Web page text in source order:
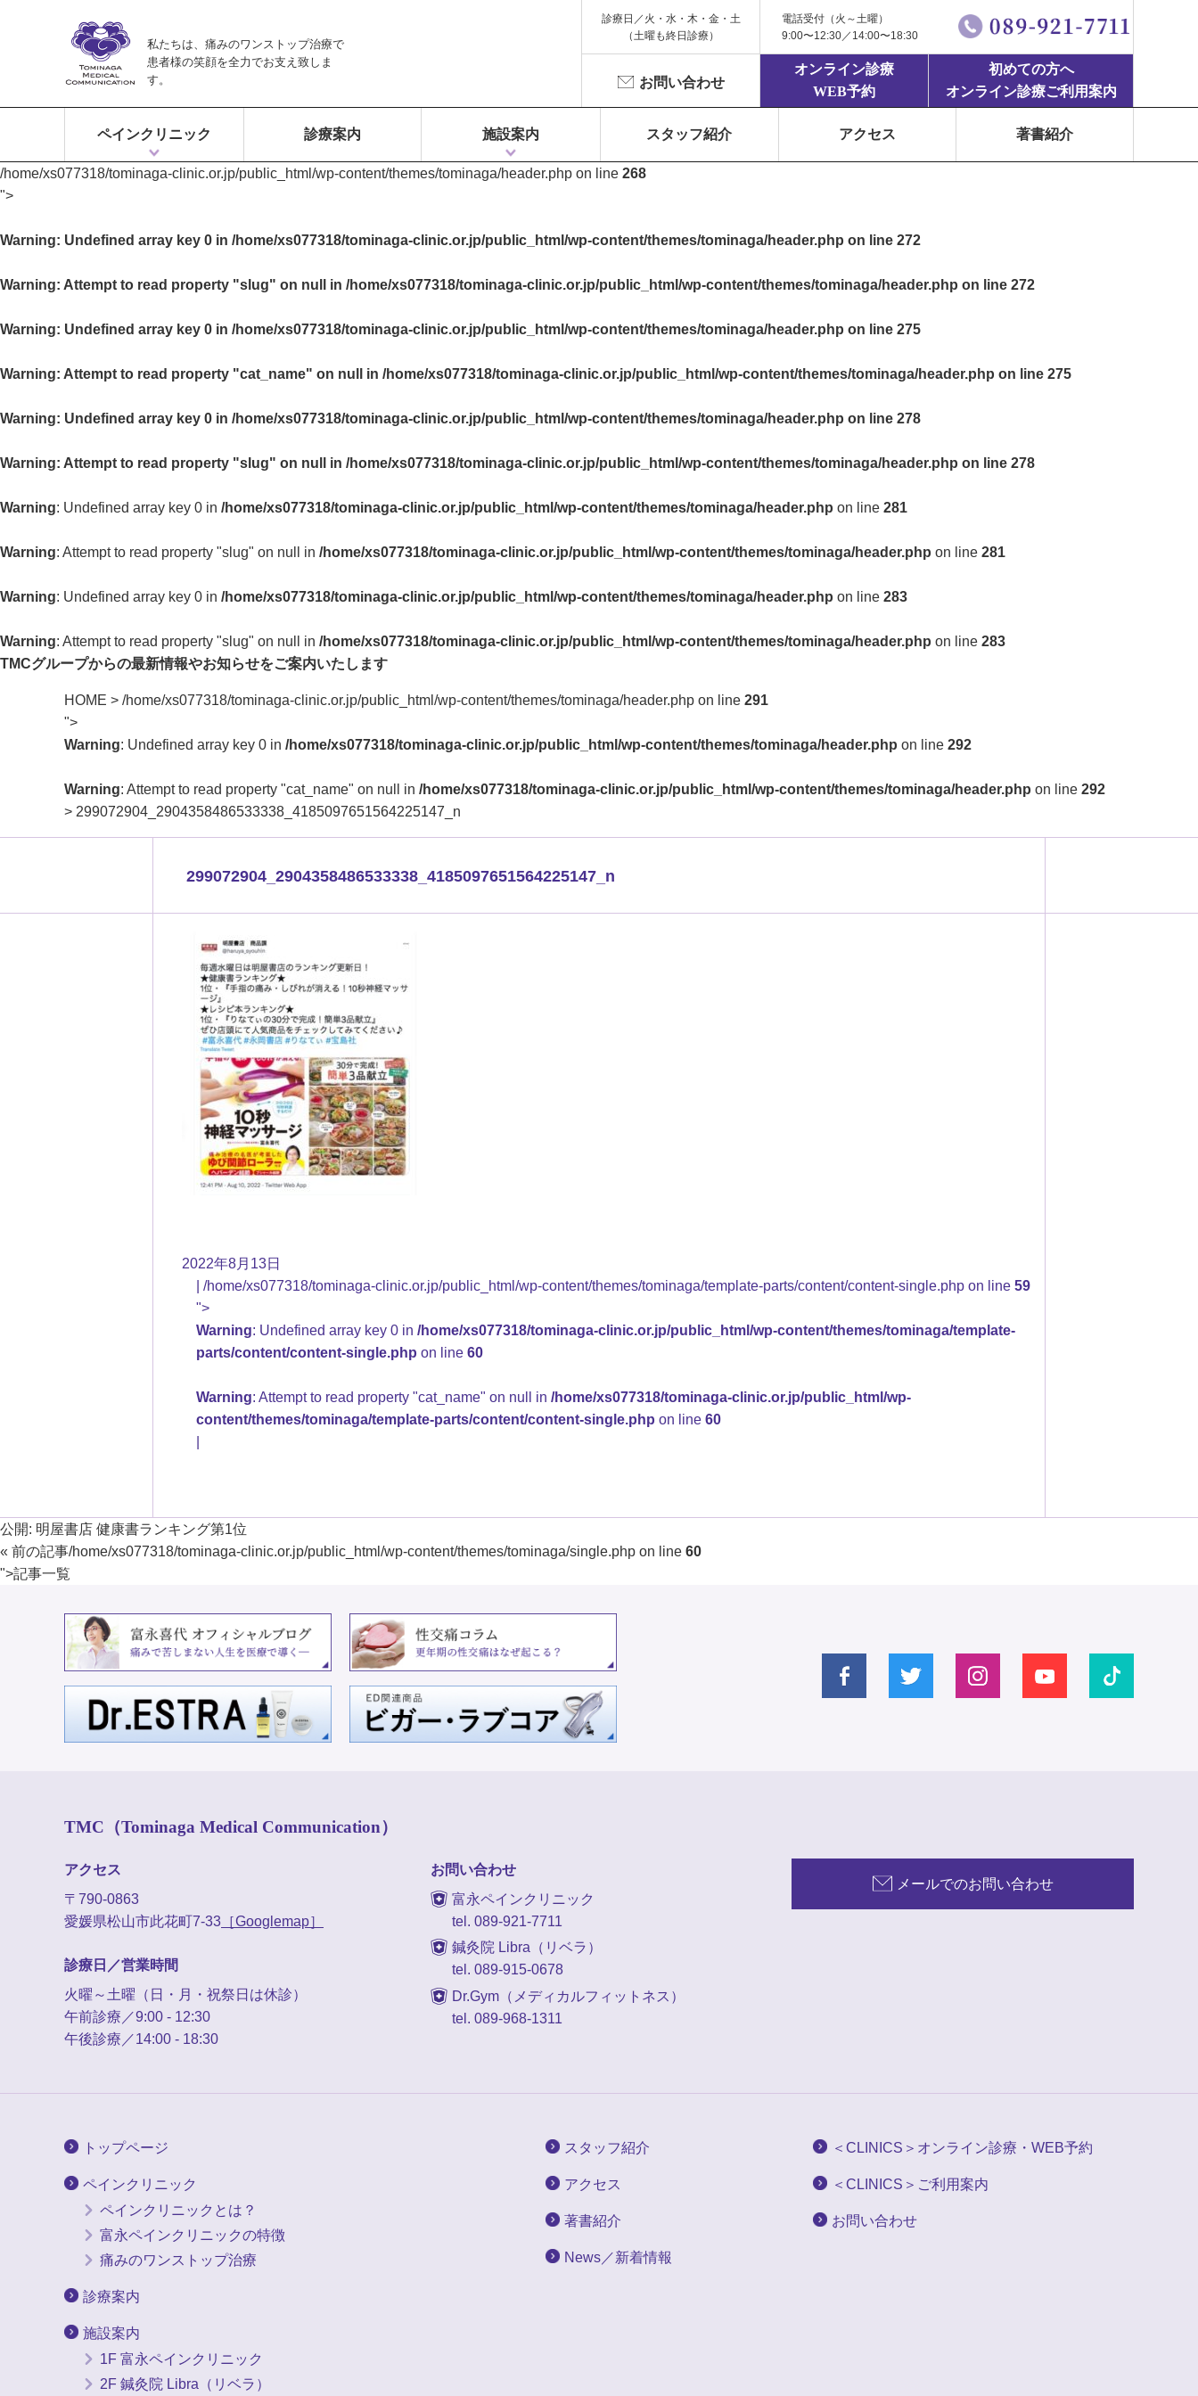
私たちは、痛みのワンストップ治療で
患者様の笑顔を全力でお支え致しま
す。
診療日／火・水・木・金・土
（土曜も終日診療）
電話受付（火～土曜）
9:00〜12:30／14:00〜18:30
お問い合わせ
オンライン診療
WEB予約
初めての方へ
オンライン診療ご利用案内
ペインクリニック
ペインクリニックとは？
富永ペインクリニックの特徴
痛みのワンストップ治療
診療案内 施設案内
1F 富永ペインクリニック
2F 鍼灸院 Libra（リベラ）
3F Dr.Gym（メディカルフィットネス）
スタッフ紹介 アクセス 著書紹介
/home/xs077318/tominaga-clinic.or.jp/public_html/wp-content/themes/tominaga/header.php on line 268
">
Warning: Undefined array key 0 in /home/xs077318/tominaga-clinic.or.jp/public_html/wp-content/themes/tominaga/header.php on line 272
Warning: Attempt to read property "slug" on null in /home/xs077318/tominaga-clinic.or.jp/public_html/wp-content/themes/tominaga/header.php on line 272
Warning: Undefined array key 0 in /home/xs077318/tominaga-clinic.or.jp/public_html/wp-content/themes/tominaga/header.php on line 275
Warning: Attempt to read property "cat_name" on null in /home/xs077318/tominaga-clinic.or.jp/public_html/wp-content/themes/tominaga/header.php on line 275
Warning: Undefined array key 0 in /home/xs077318/tominaga-clinic.or.jp/public_html/wp-content/themes/tominaga/header.php on line 278
Warning: Attempt to read property "slug" on null in /home/xs077318/tominaga-clinic.or.jp/public_html/wp-content/themes/tominaga/header.php on line 278
Warning: Undefined array key 0 in /home/xs077318/tominaga-clinic.or.jp/public_html/wp-content/themes/tominaga/header.php on line 281
Warning: Attempt to read property "slug" on null in /home/xs077318/tominaga-clinic.or.jp/public_html/wp-content/themes/tominaga/header.php on line 281
Warning: Undefined array key 0 in /home/xs077318/tominaga-clinic.or.jp/public_html/wp-content/themes/tominaga/header.php on line 283
Warning: Attempt to read property "slug" on null in /home/xs077318/tominaga-clinic.or.jp/public_html/wp-content/themes/tominaga/header.php on line 283
TMCグループからの最新情報やお知らせをご案内いたします
HOME > /home/xs077318/tominaga-clinic.or.jp/public_html/wp-content/themes/tominaga/header.php on line 291
">
Warning: Undefined array key 0 in /home/xs077318/tominaga-clinic.or.jp/public_html/wp-content/themes/tominaga/header.php on line 292
Warning: Attempt to read property "cat_name" on null in /home/xs077318/tominaga-clinic.or.jp/public_html/wp-content/themes/tominaga/header.php on line 292
> 299072904_2904358486533338_4185097651564225147_n
299072904_2904358486533338_4185097651564225147_n
2022年8月13日
/home/xs077318/tominaga-clinic.or.jp/public_html/wp-content/themes/tominaga/template-parts/content/content-single.php on line 59
">
Warning: Undefined array key 0 in /home/xs077318/tominaga-clinic.or.jp/public_html/wp-content/themes/tominaga/template-
parts/content/content-single.php on line 60
Warning: Attempt to read property "cat_name" on null in /home/xs077318/tominaga-clinic.or.jp/public_html/wp-
content/themes/tominaga/template-parts/content/content-single.php on line 60
公開: 明屋書店 健康書ランキング第1位
« 前の記事/home/xs077318/tominaga-clinic.or.jp/public_html/wp-content/themes/tominaga/single.php on line 60
">記事一覧
TMC（Tominaga Medical Communication）
アクセス
〒790-0863
愛媛県松山市此花町7-33 ［Googlemap］
診療日／営業時間
火曜～土曜（日・月・祝祭日は休診）
午前診療／9:00 - 12:30
午後診療／14:00 - 18:30
お問い合わせ
富永ペインクリニック
tel. 089-921-7711
鍼灸院 Libra（リベラ）
tel. 089-915-0678
Dr.Gym（メディカルフィットネス）
tel. 089-968-1311
メールでのお問い合わせ
トップページ
ペインクリニック
ペインクリニックとは？
富永ペインクリニックの特徴
痛みのワンストップ治療
診療案内
施設案内
1F 富永ペインクリニック
2F 鍼灸院 Libra（リベラ）
スタッフ紹介
アクセス
著書紹介
News／新着情報
＜CLINICS＞オンライン診療・WEB予約
＜CLINICS＞ご利用案内
お問い合わせ